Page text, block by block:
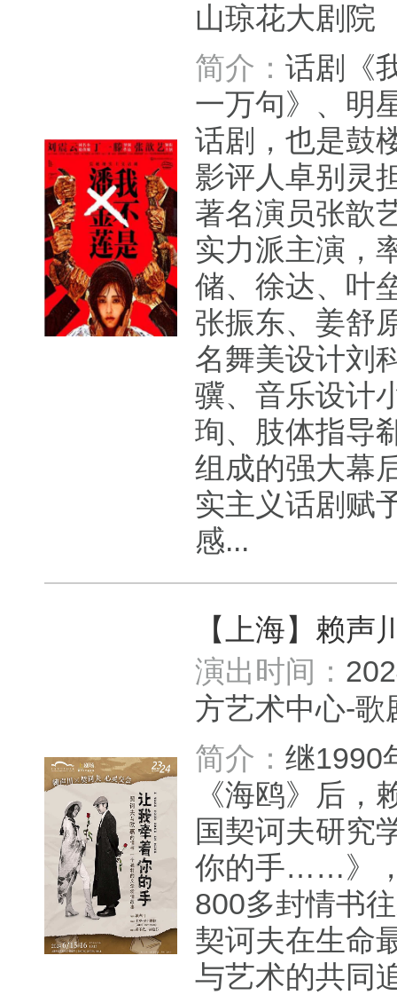
山琼花大剧
简介： 话剧《
一万句》、明
话剧，也是鼓
影评人卓别灵
著名演员张歆
实力派主演，
储、徐达、叶
张振东、姜舒
名舞美设计刘
骥、音乐设计
珣、肢体指导
组成的强大幕
实主义话剧赋
感...
【上海】赖
演出时间：
方艺术中心-
简介： 继1990
《海鸥》后
国契诃夫研究
你的手……》
800多封情书
契诃夫在生命
与艺术的共同